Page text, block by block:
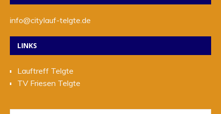
info@citylauf-telgte.de
LINKS
Lauftreff Telgte
TV Friesen Telgte